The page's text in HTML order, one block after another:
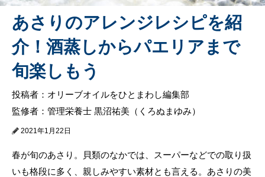
あさりのアレンジレシピを紹
介！酒蒸しからパエリアまで
旬楽しもう
投稿者：オリーブオイルをひとまわし編集部
監修者：管理栄養士 黒沼祐美（くろぬまゆみ）
2021年1月22日
春が旬のあさり。貝類のなかでは、スーパーなどでの取り扱
いも格段に多く、親しみやすい素材とも言える。あさりの美